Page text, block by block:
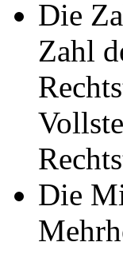
Die
Zahl
Die